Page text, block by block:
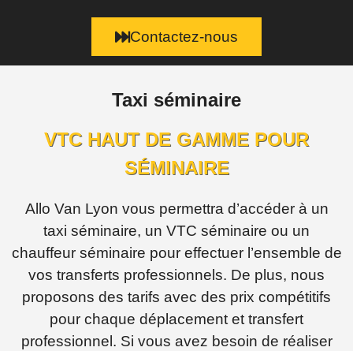
Contactez-nous
Taxi séminaire
VTC HAUT DE GAMME POUR
SÉMINAIRE
Allo Van Lyon vous permettra d’accéder à un
taxi séminaire, un VTC séminaire ou un
chauffeur séminaire pour effectuer l’ensemble de
vos transferts professionnels. De plus, nous
proposons des tarifs avec des prix compétitifs
pour chaque déplacement et transfert
professionnel. Si vous avez besoin de réaliser